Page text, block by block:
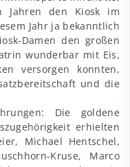
Jahren den Kiosk im
Jahr ja bekanntlich
Damen den großen
wunderbar mit Eis,
versorgen konnten,
und die
Die goldene
erhielten
Michael Hentschel,
Kruse, Marco